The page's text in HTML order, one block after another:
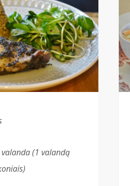
(1 valandą